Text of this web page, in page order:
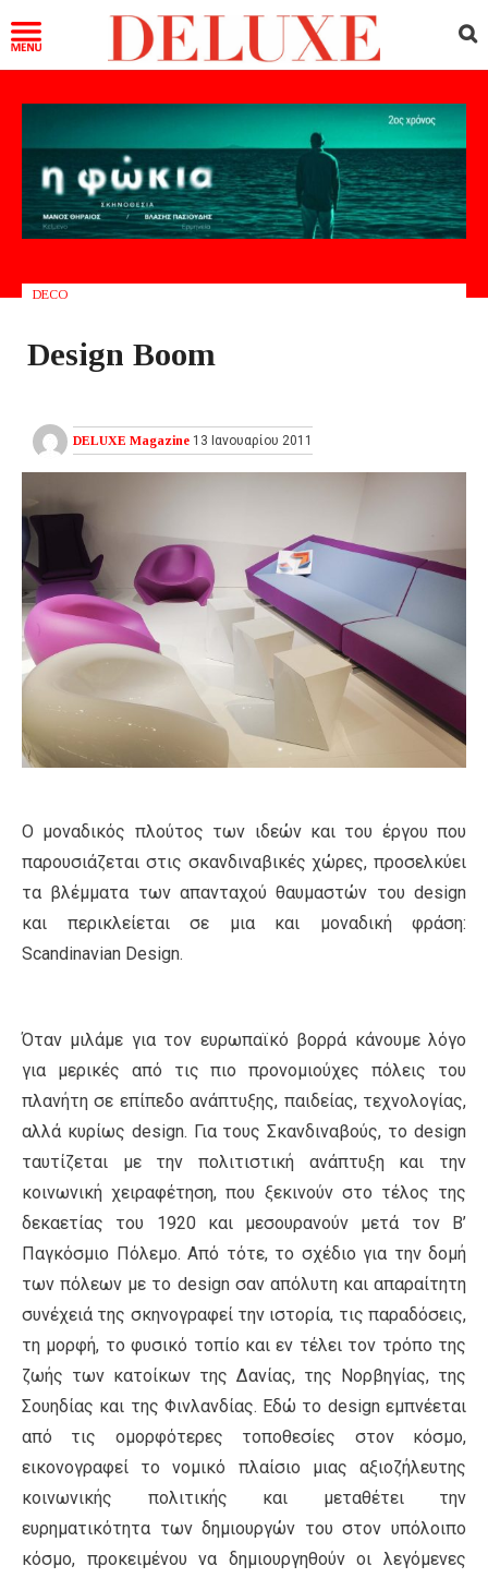
DECO
Design Boom
DELUXE Magazine 13 Ιανουαρίου 2011
Ο μοναδικός πλούτος των ιδεών και του έργου που
παρουσιάζεται στις σκανδιναβικές χώρες, προσελκύει
τα βλέμματα των απανταχού θαυμαστών του design
και περικλείεται σε μια και μοναδική φράση:
Scandinavian Design.
Όταν μιλάμε για τον ευρωπαϊκό βορρά κάνουμε λόγο
για μερικές από τις πιο προνομιούχες πόλεις του
πλανήτη σε επίπεδο ανάπτυξης, παιδείας, τεχνολογίας,
αλλά κυρίως design. Για τους Σκανδιναβούς, το design
ταυτίζεται με την πολιτιστική ανάπτυξη και την
κοινωνική χειραφέτηση, που ξεκινούν στο τέλος της
δεκαετίας του 1920 και μεσουρανούν μετά τον Β’
Παγκόσμιο Πόλεμο. Από τότε, το σχέδιο για την δομή
των πόλεων με το design σαν απόλυτη και απαραίτητη
συνέχειά της σκηνογραφεί την ιστορία, τις παραδόσεις,
τη μορφή, το φυσικό τοπίο και εν τέλει τον τρόπο της
ζωής των κατοίκων της Δανίας, της Νορβηγίας, της
Σουηδίας και της Φινλανδίας. Εδώ το design εμπνέεται
από τις ομορφότερες τοποθεσίες στον κόσμο,
εικονογραφεί το νομικό πλαίσιο μιας αξιοζήλευτης
κοινωνικής πολιτικής και μεταθέτει την
ευρηματικότητα των δημιουργών του στον υπόλοιπο
κόσμο, προκειμένου να δημιουργηθούν οι λεγόμενες